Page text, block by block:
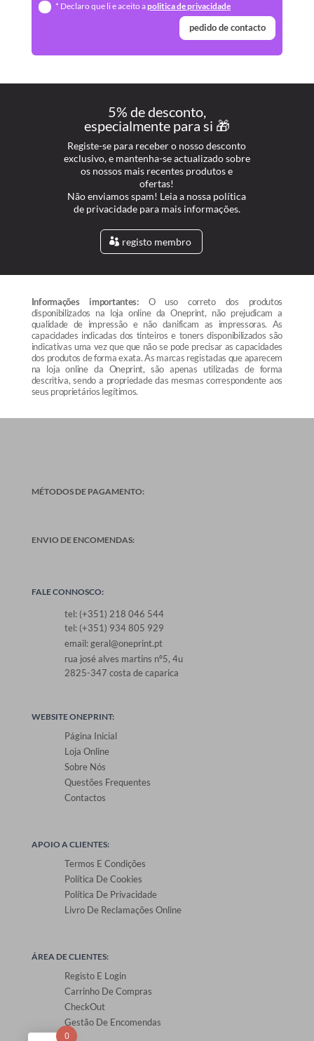
* Declaro que li e aceito apolitica de privacidade
pedido de contacto
5% de desconto,
especialmente para si 🎁
Registe-se para receber o nosso desconto
exclusivo, e mantenha-se actualizado sobre
os nossos mais recentes produtos e
ofertas!
Não enviamos spam! Leia a nossa política
de privacidade para mais informações.
registo membro
Informações importantes: O uso correto dos produtos
disponibilizados na loja online da Oneprint, não prejudicam a
qualidade de impressão e não danificam as impressoras. As
capacidades indicadas dos tinteiros e toners disponibilizados são
indicativas uma vez que que não se pode precisar as capacidades
dos produtos de forma exata. As marcas registadas que aparecem
na loja online da Oneprint, são apenas utilizadas de forma
descritiva, sendo a propriedade das mesmas correspondente aos
seus proprietários legítimos.
MÉTODOS DE PAGAMENTO:
ENVIO DE ENCOMENDAS:
FALE CONNOSCO:
tel: (+351) 218 046 544
tel: (+351) 934 805 929
email: geral@oneprint.pt
rua josé alves martins nº5, 4u
2825-347 costa de caparica
WEBSITE ONEPRINT:
Página Inicial
Loja Online
Sobre Nós
Questões Frequentes
Contactos
APOIO A CLIENTES:
Termos E Condições
Política De Cookies
Política De Privacidade
Livro De Reclamações Online
ÁREA DE CLIENTES:
Registo E Login
Carrinho De Compras
CheckOut
Gestão De Encomendas
0